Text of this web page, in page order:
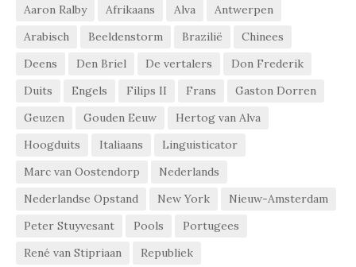
Aaron Ralby Afrikaans Alva
Antwerpen
Arabisch
Beeldenstorm Brazilië
Chinees
Deens
Den Briel De vertalers
Don Frederik
Duits
Engels Filips II Frans
Gaston Dorren
Geuzen
Gouden Eeuw
Hertog van Alva
Hoogduits
Italiaans
Linguisticator
Marc van Oostendorp
Nederlands
Nederlandse Opstand
New York
Nieuw-Amsterdam
Peter Stuyvesant
Pools
Portugees
René van Stipriaan
Republiek